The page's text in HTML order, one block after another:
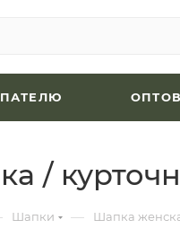
/
Шапки — Шапка